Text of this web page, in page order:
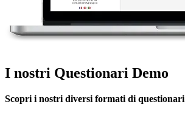
I nostri Questionari Demo
Scopri i nostri diversi formati di questionari